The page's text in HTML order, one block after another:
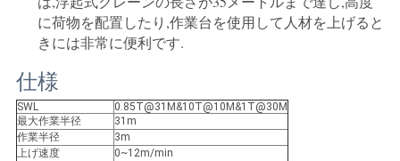
地
図
に荷物を配置したり,作業台を使用して人材を上げると
きには非常に便利です.
仕様
SWL
0.85T@31M&10T@10M&1T@30M
最大作業半径
31m
作業半径
3m
上げ速度
0~12m/min